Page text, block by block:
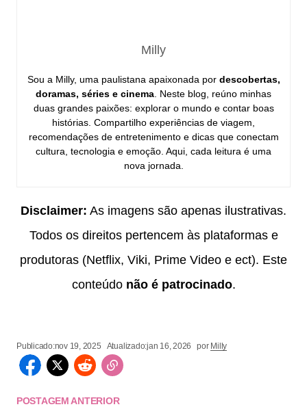
Milly
Sou a Milly, uma paulistana apaixonada por descobertas,
doramas, séries e cinema. Neste blog, reúno minhas
duas grandes paixões: explorar o mundo e contar boas
histórias. Compartilho experiências de viagem,
recomendações de entretenimento e dicas que conectam
cultura, tecnologia e emoção. Aqui, cada leitura é uma
nova jornada.
Disclaimer: As imagens são apenas ilustrativas.
Todos os direitos pertencem às plataformas e
produtoras (Netflix, Viki, Prime Video e ect). Este
conteúdo não é patrocinado.
Publicado:nov 19, 2025 Atualizado:jan 16, 2026 por Milly
POSTAGEM ANTERIOR